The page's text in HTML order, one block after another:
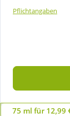
Pflichtangaben
75 ml für 12,99